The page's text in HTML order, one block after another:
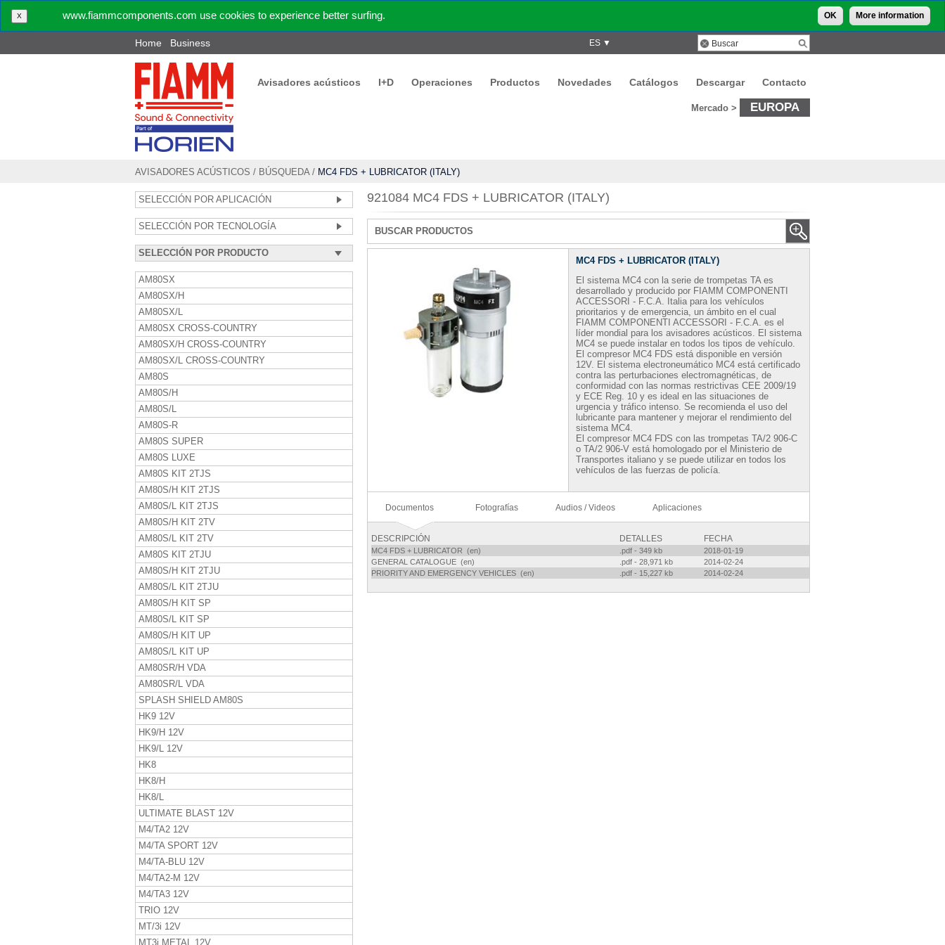
X www.fiammcomponents.com use cookies to experience better surfing. OK More information
ES ▼
Home Business
Avisadores acústicos I+D Operaciones Productos Novedades Catálogos Descargar Contacto
Mercado > EUROPA
AVISADORES ACÚSTICOS / BÚSQUEDA/ MC4 FDS + LUBRICATOR (ITALY)
SELECCIÓN POR APLICACIÓN
SELECCIÓN POR TECNOLOGÍA
SELECCIÓN POR PRODUCTO
AM80SX
AM80SX/H
AM80SX/L
AM80SX CROSS-COUNTRY
AM80SX/H CROSS-COUNTRY
AM80SX/L CROSS-COUNTRY
AM80S
AM80S/H
AM80S/L
AM80S-R
AM80S SUPER
AM80S LUXE
AM80S KIT 2TJS
AM80S/H KIT 2TJS
AM80S/L KIT 2TJS
AM80S/H KIT 2TV
AM80S/L KIT 2TV
AM80S KIT 2TJU
AM80S/H KIT 2TJU
AM80S/L KIT 2TJU
AM80S/H KIT SP
AM80S/L KIT SP
AM80S/H KIT UP
AM80S/L KIT UP
AM80SR/H VDA
AM80SR/L VDA
SPLASH SHIELD AM80S
HK9 12V
HK9/H 12V
HK9/L 12V
HK8
HK8/H
HK8/L
ULTIMATE BLAST 12V
M4/TA2 12V
M4/TA SPORT 12V
M4/TA-BLU 12V
M4/TA2-M 12V
M4/TA3 12V
TRIO 12V
MT/3i 12V
MT3i METAL 12V
921084 MC4 FDS + LUBRICATOR (ITALY)
BUSCAR PRODUCTOS
MC4 FDS + LUBRICATOR (ITALY)
El sistema MC4 con la serie de trompetas TA es
desarrollado y producido por FIAMM COMPONENTI
ACCESSORI - F.C.A. Italia para los vehículos
prioritarios y de emergencia, un ámbito en el cual
FIAMM COMPONENTI ACCESSORI - F.C.A. es el
líder mondial para los avisadores acústicos. El sistema
MC4 se puede instalar en todos los tipos de vehículo.
El compresor MC4 FDS está disponible en versión
12V. El sistema electroneumático MC4 está certificado
contra las perturbaciones electromagnéticas, de
conformidad con las normas restrictivas CEE 2009/19
y ECE Reg. 10 y es ideal en las situaciones de
urgencia y tráfico intenso. Se recomienda el uso del
lubricante para mantener y mejorar el rendimiento del
sistema MC4.
El compresor MC4 FDS con las trompetas TA/2 906-C
o TA/2 906-V está homologado por el Ministerio de
Transportes italiano y se puede utilizar en todos los
vehículos de las fuerzas de policía.
Documentos Fotografías Audios / Videos Aplicaciones
DESCRIPCIÓN DETALLES FECHA
MC4 FDS + LUBRICATOR (en) .pdf - 349 kb
2018-01-19
GENERAL CATALOGUE (en)
.pdf - 28,971 kb
2014-02-24
PRIORITY AND EMERGENCY VEHICLES (en)
.pdf - 15,227 kb 2014-02-24